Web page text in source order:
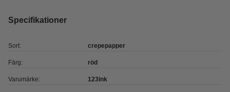
Specifikationer
Sort: crepepapper
Färg: röd
Varumärke: 123ink